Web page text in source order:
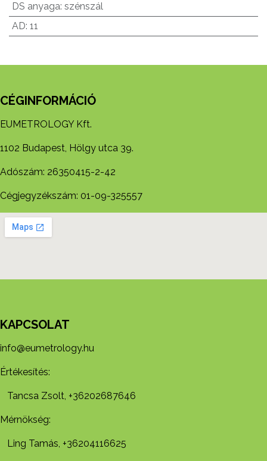
DS anyaga: szénszál
AD: 11
CÉGINFORMÁCIÓ
EUMETROLOGY Kft.
1102 Budapest, Hölgy utca 39.
Adószám: 26350415-2-42
Cégjegyzékszám: 01-09-325557
KAPCSOLAT
info@eumetrology.hu
Értékesítés:
Tancsa Zsolt, +36202687646
Mérnökség:
Ling Tamás, +36204116625